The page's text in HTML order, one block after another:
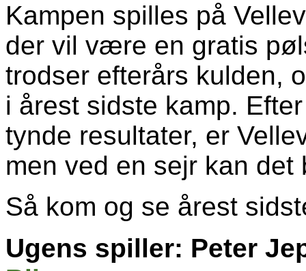
Kampen spilles på
der vil være en gratis
trodser efterårs kulden,
i årest sidste kamp.
tynde resultater, er
men ved en sejr kan
Så kom og se årest
Ugens spiller: Peter